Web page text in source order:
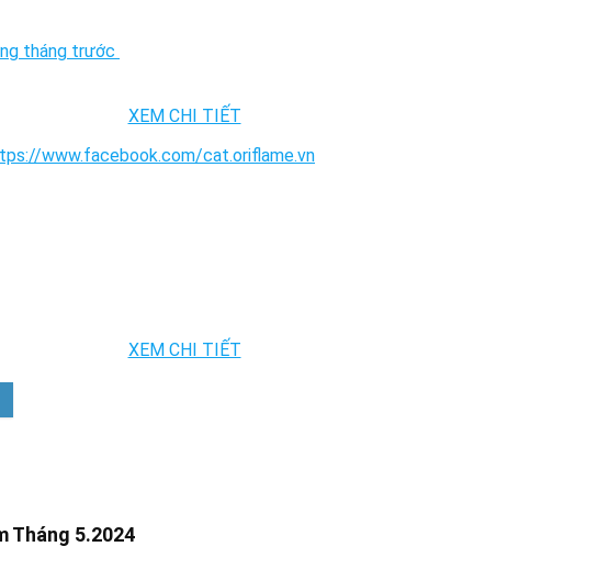
tháng trước
www.facebook.com/cat.oriflame.vn
Tháng 5.2024